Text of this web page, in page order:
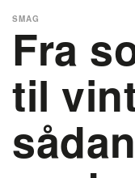
Fra
til
SMAG